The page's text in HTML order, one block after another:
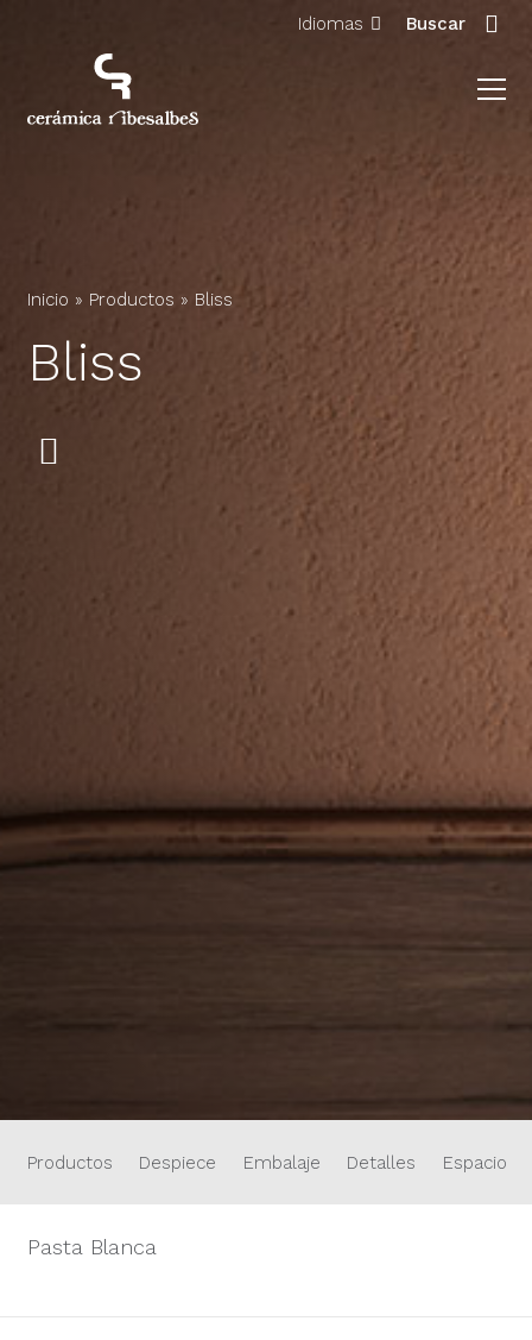
Idiomas Buscar
Inicio » Productos » Bliss
Bliss
Productos Despiece Embalaje Detalles Espacios
Pasta Blanca